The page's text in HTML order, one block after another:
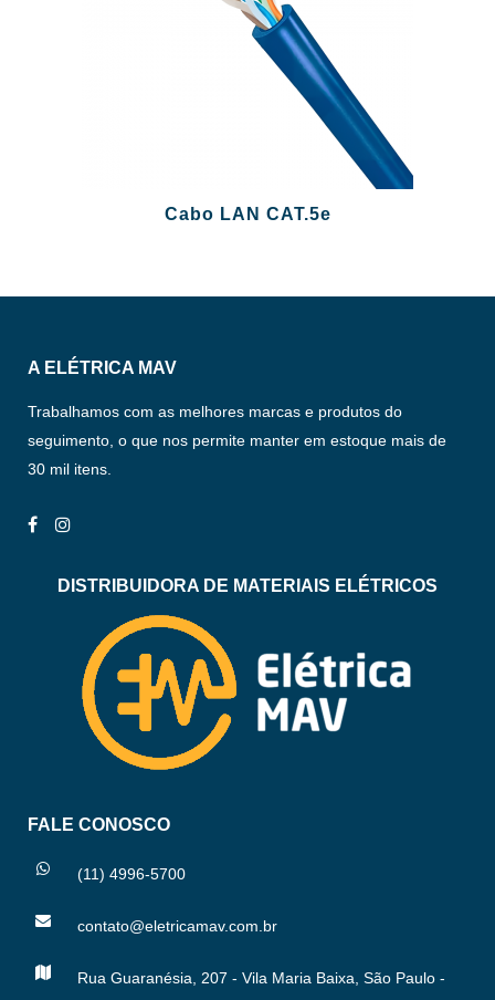
Cabo LAN CAT.5e
A ELÉTRICA MAV
Trabalhamos com as melhores marcas e produtos do
seguimento, o que nos permite manter em estoque mais de
30 mil itens.
DISTRIBUIDORA DE MATERIAIS ELÉTRICOS
FALE CONOSCO
(11) 4996-5700
contato@eletricamav.com.br
Rua Guaranésia, 207 - Vila Maria Baixa, São Paulo -